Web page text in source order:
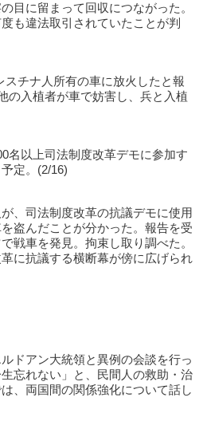
目に留まって回収につながった。
も違法取引されていたことが判
チナ人所有の車に放火したと報
の入植者が車で妨害し、兵と入植
名以上司法制度改革デモに参加す
定。(2/16)
、司法制度改革の抗議デモに使用
盗んだことが分かった。報告を受
戦車を発見。拘束し取り調べた。
に抗議する横断幕が傍に広げられ
ドアン大統領と異例の会談を行っ
忘れない」と、民間人の救助・治
、両国間の関係強化について話し